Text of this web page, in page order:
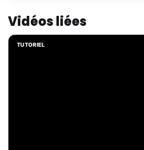
Vidéos liées
TUTORIEL